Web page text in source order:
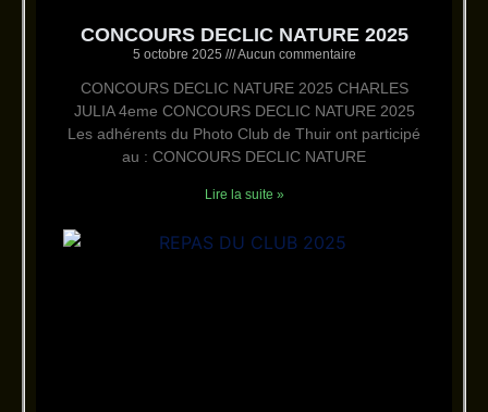
CONCOURS DECLIC NATURE 2025
5 octobre 2025 Aucun commentaire
CONCOURS DECLIC NATURE 2025 CHARLES
JULIA 4eme CONCOURS DECLIC NATURE 2025
Les adhérents du Photo Club de Thuir ont participé
au : CONCOURS DECLIC NATURE
Lire la suite »